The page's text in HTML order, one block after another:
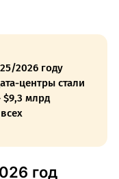
2026 году
центры стали
$9,3 млрд
год